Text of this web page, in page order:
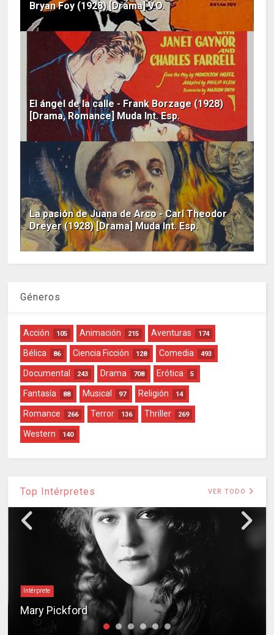
Bryan Foy (1928) [Drama] V.O.
El ángel de la calle - Frank Borzage (1928)
[Drama, Romance] Muda Int. Esp.
La pasión de Juana de Arco - Carl Theodor
Dreyer (1928) [Drama] Muda Int. Esp.
Géneros
Acción 105 Animación 215 Aventuras 174
Bélica 86 Ciencia Ficción 128 Comedia 493
Documental 243 Drama 708 Erótica 5
Fantasía 88 Musical 97 Religión 14
Romance 266 Terror 136 Thriller 269
Western 140
Top Intérpretes VER TODO
Intérprete
Mary Pickford